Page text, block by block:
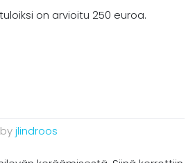
on arvioitu 250 euroa.
byjlindroos